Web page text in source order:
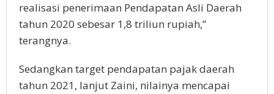
realisasi penerimaan Pendapatan Asli Daerah
tahun 2020 sebesar 1,8 triliun rupiah,”
terangnya.
Sedangkan target pendapatan pajak daerah
tahun 2021, lanjut Zaini, nilainya mencapai